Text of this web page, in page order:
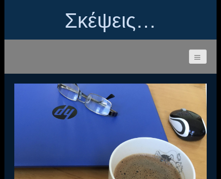
Σκέψεις…